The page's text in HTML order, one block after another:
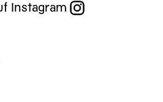
Instagram